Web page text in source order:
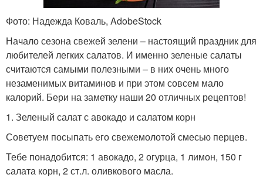
Фото: Надежда Коваль, AdobeStock
Начало сезона свежей зелени – настоящий праздник для
любителей легких салатов. И именно зеленые салаты
считаются самыми полезными – в них очень много
незаменимых витаминов и при этом совсем мало
калорий. Бери на заметку наши 20 отличных рецептов!
1. Зеленый салат с авокадо и салатом корн
Советуем посыпать его свежемолотой смесью перцев.
Тебе понадобится: 1 авокадо, 2 огурца, 1 лимон, 150 г
салата корн, 2 ст.л. оливкового масла.